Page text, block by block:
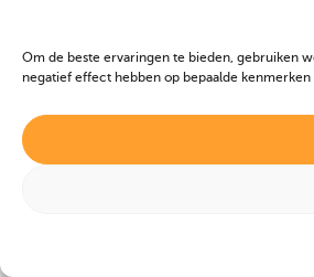
Om de beste ervaringen te bieden, gebruiken
negatief effect hebben op bepaalde